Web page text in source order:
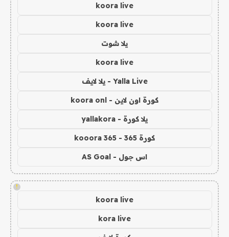
koora live
koora live
يلا شوت
koora live
Yalla Live - يلا لايف
كورة اون لاين - koora onl
يلا كورة - yallakora
كورة 365 - kooora 365
اس جول - AS Goal
!
koora live
kora live